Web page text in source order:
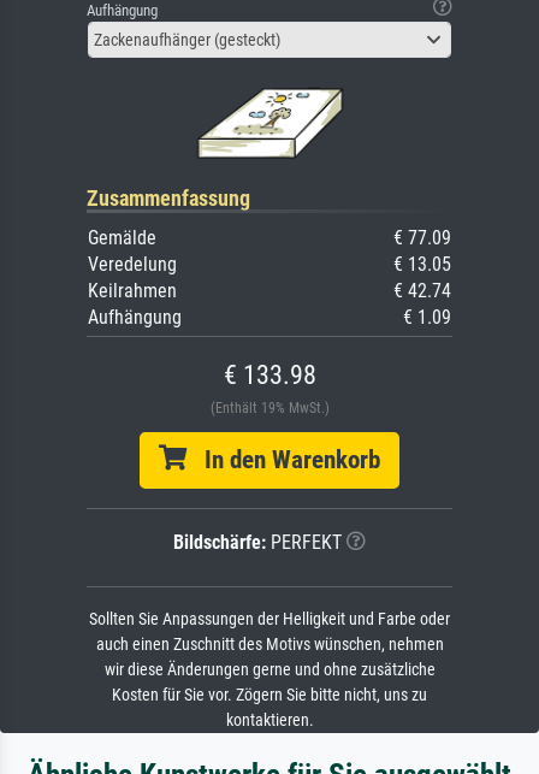
Aufhängung
Zackenaufhänger (gesteckt)
Zusammenfassung
Gemälde
€ 77.09
Veredelung
€ 13.05
Keilrahmen
€ 42.74
Aufhängung
€ 1.09
€ 133.98
(Enthält 19% MwSt.)
In den Warenkorb
Bildschärfe: PERFEKT
Sollten Sie Anpassungen der Helligkeit und Farbe oder
auch einen Zuschnitt des Motivs wünschen, nehmen
wir diese Änderungen gerne und ohne zusätzliche
Kosten für Sie vor. Zögern Sie bitte nicht, uns zu
kontaktieren.